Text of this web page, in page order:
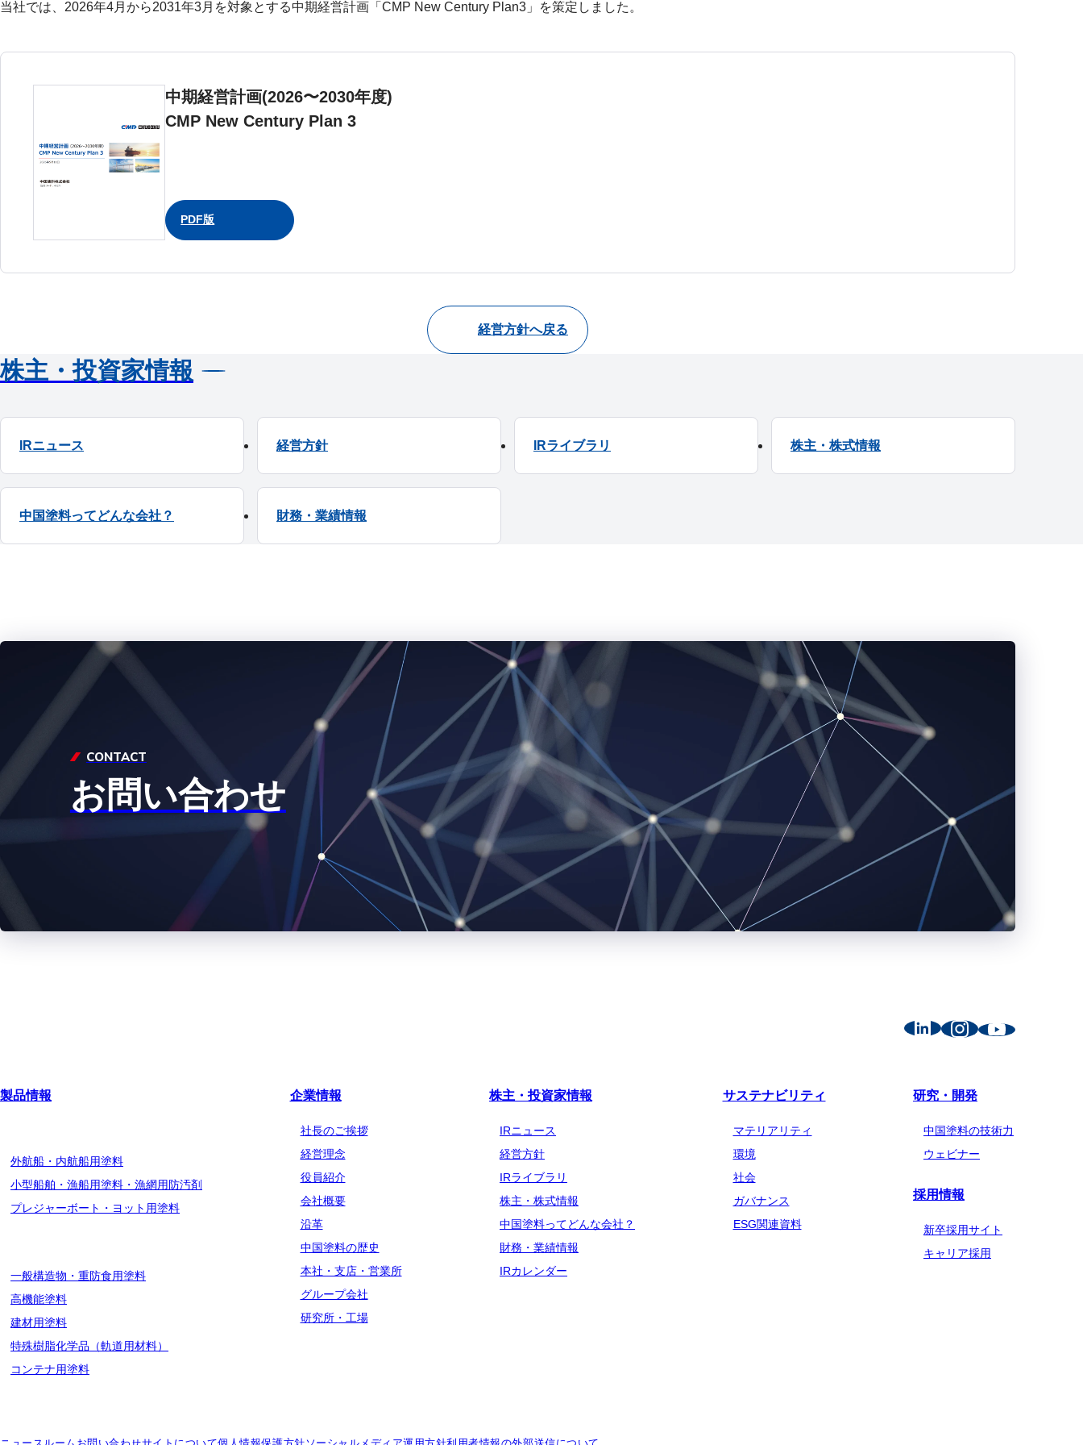
当社では、2026年4月から2031年3月を対象とする中期経営計画「CMP New Century Plan3」を策定しました。
中期経営計画(2026〜2030年度)
CMP New Century Plan 3
PDF版
経営方針へ戻る
株主・投資家情報
IRニュース 経営方針 IRライブラリ 株主・株式情報
中国塗料ってどんな会社？ 財務・業績情報
CONTACT
お問い合わせ
製品情報
外航船・内航船用塗料
小型船舶・漁船用塗料・漁網用防汚剤
プレジャーボート・ヨット用塗料
一般構造物・重防食用塗料
高機能塗料
建材用塗料
特殊樹脂化学品（軌道用材料）
コンテナ用塗料
企業情報
社長のご挨拶
経営理念
役員紹介
会社概要
沿革
中国塗料の歴史
本社・支店・営業所
グループ会社
研究所・工場
株主・投資家情報
IRニュース
経営方針
IRライブラリ
株主・株式情報
中国塗料ってどんな会社？
財務・業績情報
IRカレンダー
サステナビリティ
マテリアリティ
環境
社会
ガバナンス
ESG関連資料
研究・開発
中国塗料の技術力
ウェビナー
採用情報
新卒採用サイト
キャリア採用